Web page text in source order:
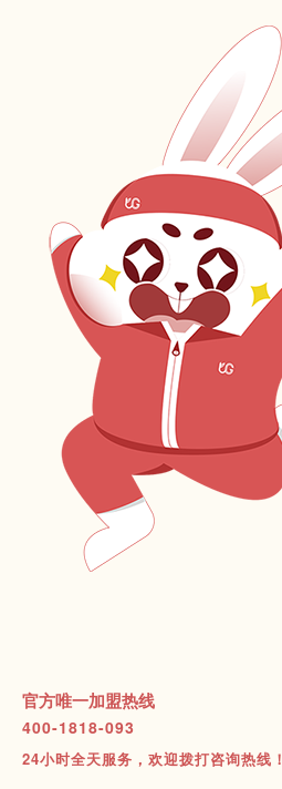
官方唯一加盟热线
400-1818-093
24小时全天服务，欢迎拨打咨询热线！